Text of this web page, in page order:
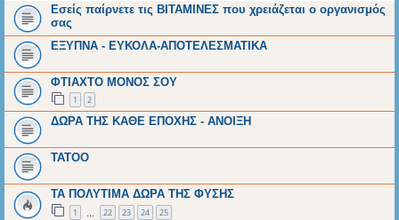
Εσείς παίρνετε τις ΒΙΤΑΜΙΝΕΣ που χρειάζεται ο οργανισμός
σας
ΕΞΥΠΝΑ - ΕΥΚΟΛΑ-ΑΠΟΤΕΛΕΣΜΑΤΙΚΑ
ΦΤΙΑΧΤΟ ΜΟΝΟΣ ΣΟΥ
1 2
ΔΩΡΑ ΤΗΣ ΚΑΘΕ ΕΠΟΧΗΣ - ΑΝΟΙΞΗ
ΤΑΤΟΟ
ΤΑ ΠΟΛΥΤΙΜΑ ΔΩΡΑ ΤΗΣ ΦΥΣΗΣ
1 22 23 24 25